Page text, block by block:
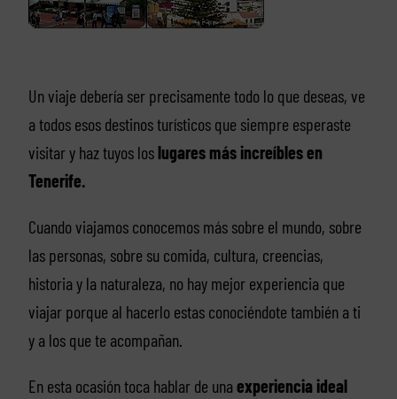
Un viaje debería ser precisamente todo lo que deseas, ve
a todos esos destinos turísticos que siempre esperaste
visitar y haz tuyos loslugares más increíbles en
Tenerife.
Cuando viajamos conocemos más sobre el mundo, sobre
las personas, sobre su comida, cultura, creencias,
historia y la naturaleza, no hay mejor experiencia que
viajar porque al hacerlo estas conociéndote también a ti
y a los que te acompañan.
En esta ocasión toca hablar de una experiencia ideal